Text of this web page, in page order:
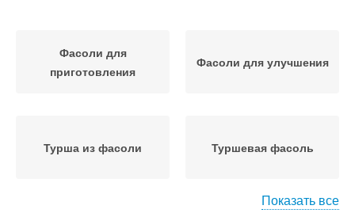
Фасоли для
приготовления
Фасоли для улучшения
Турша из фасоли Туршевая фасоль
Показать все